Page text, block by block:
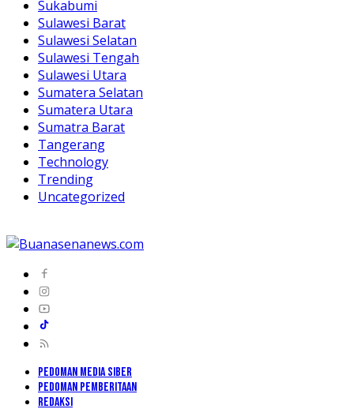
Sukabumi
Sulawesi Barat
Sulawesi Selatan
Sulawesi Tengah
Sulawesi Utara
Sumatera Selatan
Sumatera Utara
Sumatra Barat
Tangerang
Technology
Trending
Uncategorized
PEDOMAN MEDIA SIBER
PEDOMAN PEMBERITAAN
REDAKSI